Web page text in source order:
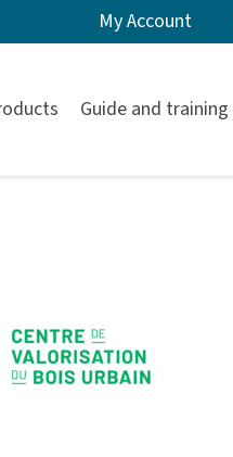
My Account
Guide and training